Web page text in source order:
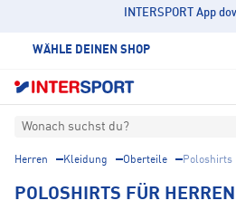
INTERSPORT App
WÄHLE DEINEN SHOP
Wonach suchst du?
Herren Kleidung Oberteile Poloshirts
POLOSHIRTS FÜR